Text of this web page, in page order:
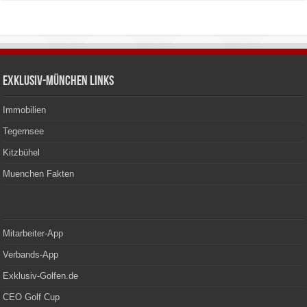
Exklusiv-München Links
Immobilien
Tegernsee
Kitzbühel
Muenchen Fakten
Mitarbeiter-App
Verbands-App
Exklusiv-Golfen.de
CEO Golf Cup